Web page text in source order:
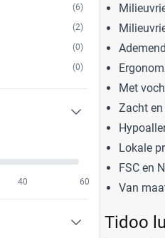
(10)
(9)
(11)
(16)
(5)
(6)
(2)
(0)
(0)
40 60
Met
Zacht
Lokale
FSC en
Van
Tidoo